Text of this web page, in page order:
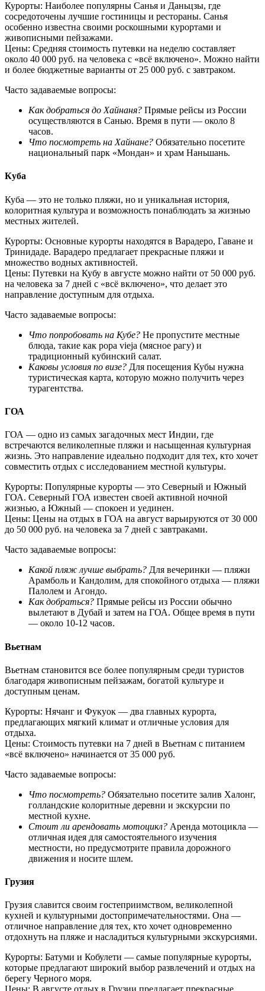
Курорты: Наиболее популярны Санья и Даньцзы, где
сосредоточены лучшие гостиницы и рестораны. Санья
особенно известна своими роскошными курортами и
живописными пейзажами.
Цены: Средняя стоимость путевки на неделю составляет
около 40 000 руб. на человека с «всё включено». Можно найти
и более бюджетные варианты от 25 000 руб. с завтраком.
Часто задаваемые вопросы:
Как добраться до Хайнаня? Прямые рейсы из России
осуществляются в Санью. Время в пути — около 8
часов.
Что посмотреть на Хайнане? Обязательно посетите
национальный парк «Мондан» и храм Наньшань.
Куба
Куба — это не только пляжи, но и уникальная история,
колоритная культура и возможность понаблюдать за жизнью
местных жителей.
Курорты: Основные курорты находятся в Варадеро, Гаванe и
Тринидаде. Варадеро предлагает прекрасные пляжи и
множество водных активностей.
Цены: Путевки на Кубу в августе можно найти от 50 000 руб.
на человека за 7 дней с «всё включено», что делает это
направление доступным для отдыха.
Часто задаваемые вопросы:
Что попробовать на Кубе? Не пропустите местные
блюда, такие как рopa vieja (мясное рагу) и
традиционный кубинский салат.
Каковы условия по визе? Для посещения Кубы нужна
туристическая карта, которую можно получить через
турагентства.
ГОА
ГОА — одно из самых загадочных мест Индии, где
встречаются великолепные пляжи и насыщенная культурная
жизнь. Это направление идеально подходит для тех, кто хочет
совместить отдых с исследованием местной культуры.
Курорты: Популярные курорты — это Северный и Южный
ГОА. Северный ГОА известен своей активной ночной
жизнью, а Южный — спокоен и уединен.
Цены: Цены на отдых в ГОА на август варьируются от 30 000
до 50 000 руб. на человека за 7 дней с завтраками.
Часто задаваемые вопросы:
Какой пляж лучше выбрать? Для вечеринки — пляжи
Арамболь и Кандолим, для спокойного отдыха — пляжи
Палолем и Агондо.
Как добраться? Прямые рейсы из России обычно
вылетают в Дубай и затем на ГОА. Общее время в пути
— около 10-12 часов.
Вьетнам
Вьетнам становится все более популярным среди туристов
благодаря живописным пейзажам, богатой культуре и
доступным ценам.
Курорты: Нячанг и Фукуок — два главных курорта,
предлагающих мягкий климат и отличные условия для
отдыха.
Цены: Стоимость путевки на 7 дней в Вьетнам с питанием
«всё включено» начинается от 35 000 руб.
Часто задаваемые вопросы:
Что посмотреть? Обязательно посетите залив Халонг,
голландские колоритные деревни и экскурсии по
местной кухне.
Стоит ли арендовать мотоцикл? Аренда мотоцикла —
отличная идея для самостоятельного изучения
местности, но предусмотрите правила дорожного
движения и носите шлем.
Грузия
Грузия славится своим гостеприимством, великолепной
кухней и культурными достопримечательностями. Она —
отличное направление для тех, кто хочет одновременно
отдохнуть на пляже и насладиться культурными экскурсиями.
Курорты: Батуми и Кобулети — самые популярные курорты,
которые предлагают широкий выбор развлечений и отдых на
берегу Черного моря.